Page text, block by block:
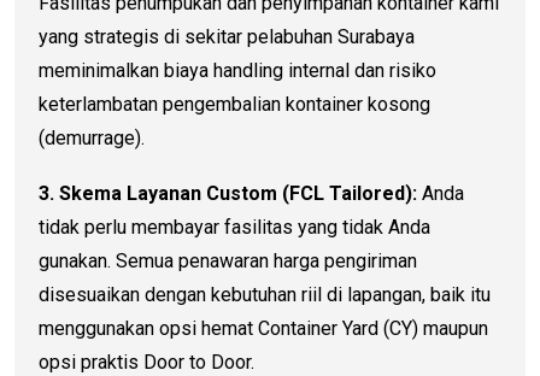
yang strategis di sekitar pelabuhan Surabaya
meminimalkan biaya handling internal dan risiko
keterlambatan pengembalian kontainer kosong
(demurrage).
3. Skema Layanan Custom (FCL Tailored): Anda
tidak perlu membayar fasilitas yang tidak Anda
gunakan. Semua penawaran harga pengiriman
disesuaikan dengan kebutuhan riil di lapangan, baik itu
menggunakan opsi hemat Container Yard (CY) maupun
opsi praktis Door to Door.